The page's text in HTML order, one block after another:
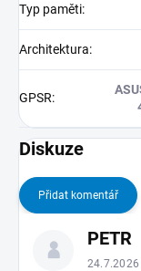
Typ paměti:
Architektura:
GPSR:
Diskuze
Přidat komentář
PETR